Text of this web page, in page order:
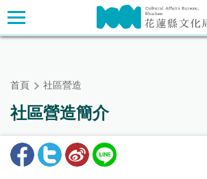
跳
到
主
主要內容區塊
首頁 社區營造
社區營造簡介